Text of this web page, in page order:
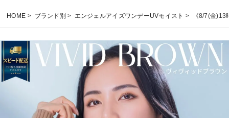
HOME ブランド別 エンジェルアイズワンデーUVモイスト 《8/7(金)13